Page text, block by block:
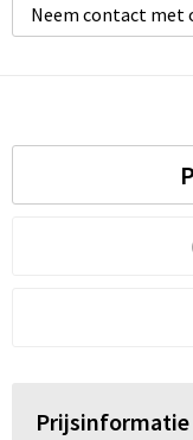
Neem contact met
Prijsinformatie